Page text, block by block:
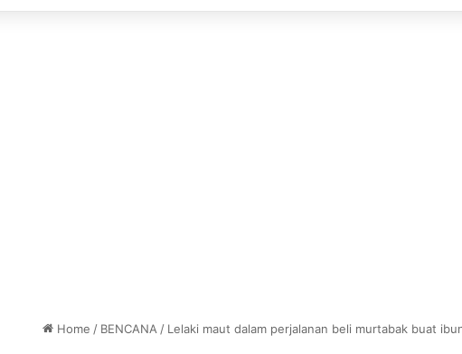
Home / BENCANA / Lelaki maut dalam perjalanan beli murtabak buat